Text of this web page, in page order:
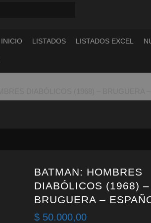
INICIO LISTADOS LISTADOS EXCEL
BATMAN: HOMBRES
DIABÓLICOS (1968) –
BRUGUERA –
$50.000,00